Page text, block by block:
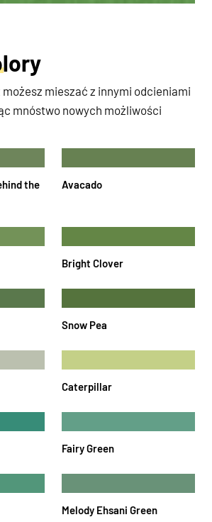
mieszać z innymi odcieniami
mnóstwo nowych możliwości
the
Avacado
Bright Clover
Snow Pea
Caterpillar
Fairy Green
Melody Ehsani Green